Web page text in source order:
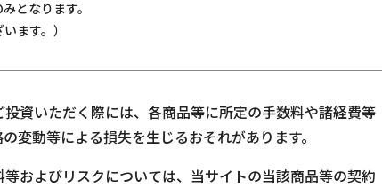
となります。
ます。）
資いただく際には、各商品等に所定の手数料や諸経費等
変動等による損失を生じるおそれがあります。
およびリスクについては、当サイトの当該商品等の契約